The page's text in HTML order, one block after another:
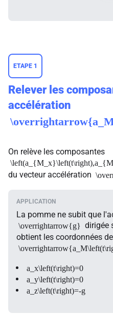
ETAPE 1
Relever les
accélération
On relève les composantes
du vecteur accélération
La pomme ne subit que
\overrightarrow{g} dirigée
obtient les coordonnées de
a_x\left(t\right)=0
a_y\left(t\right)=0
a_z\left(t\right)=-g